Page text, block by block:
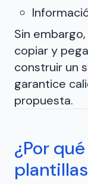
Sin
copiar y
construir un
garantice
propuesta.
¿Por